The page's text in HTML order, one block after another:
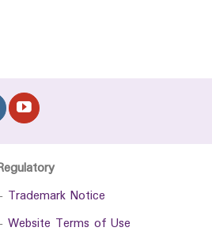
Trademark Notice
Website Terms of Use